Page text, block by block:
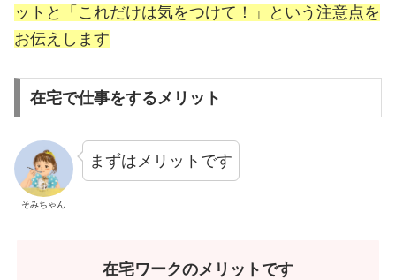
ットと「これだけは気をつけて！」という注意点を
お伝えします
在宅で仕事をするメリット
そみちゃん
まずはメリットです
在宅ワークのメリットです